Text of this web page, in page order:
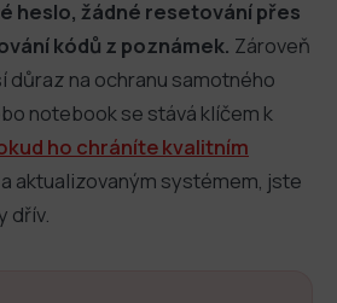
heslo, žádné resetování přes
kódů z poznámek. Zároveň
důraz na ochranu samotného
notebook se stává klíčem k
ho chráníte kvalitním
aktualizovaným systémem, jste
dřív.